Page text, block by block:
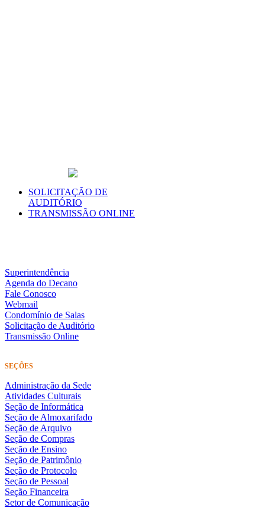
SOLICITAÇÃO DE
AUDITÓRIO
TRANSMISSÃO ONLINE
Superintendência
Agenda do Decano
Fale Conosco
Webmail
Condomínio de Salas
Solicitação de Auditório
Transmissão Online
SEÇÕES
Administração da Sede
Atividades Culturais
Seção de Informática
Seção de Almoxarifado
Seção de Arquivo
Seção de Compras
Seção de Ensino
Seção de Patrimônio
Seção de Protocolo
Seção de Pessoal
Seção Financeira
Setor de Comunicação